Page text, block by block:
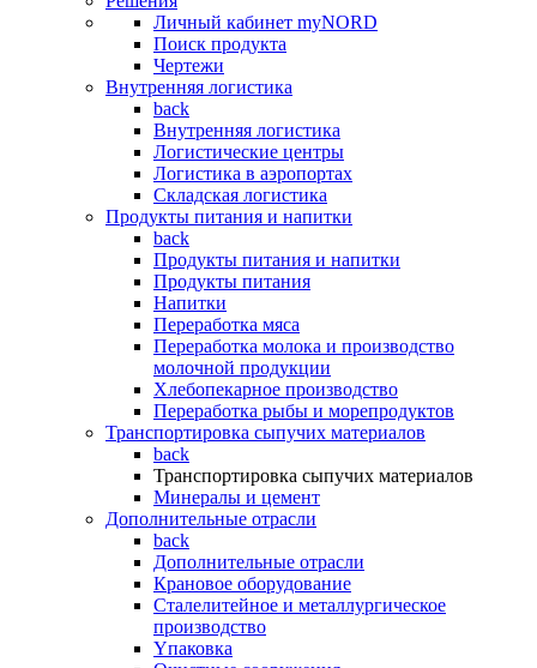
Личный кабинет myNORD
Поиск продукта
Чертежи
Внутренняя логистика
back
Внутренняя логистика
Логистические центры
Логистика в аэропортах
Складская логистика
Продукты питания и напитки
back
Продукты питания и напитки
Продукты питания
Напитки
Переработка мяса
Переработка молока и производство
молочной продукции
Хлебопекарное производство
Переработка рыбы и морепродуктов
Транспортировка сыпучих материалов
back
Транспортировка сыпучих материалов
Минералы и цемент
Дополнительные отрасли
back
Дополнительные отрасли
Крановое оборудование
Сталелитейное и металлургическое
производство
Yпаковка